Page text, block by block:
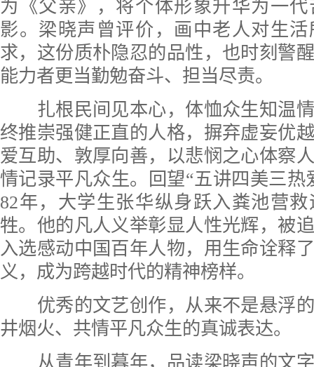
为《父亲》，将个体形象升华为一
影。梁晓声曾评价，画中老人对生
求，这份质朴隐忍的品性，也时刻警
能力者更当勤勉奋斗、担当尽责。
扎根民间见本心，体恤众生知温情
终推崇强健正直的人格，摒弃虚妄优
爱互助、敦厚向善，以悲悯之心体察
情记录平凡众生。回望“五讲四美三热
82年，大学生张华纵身跃入粪池营
牲。他的凡人义举彰显人性光辉，被
入选感动中国百年人物，用生命诠释
义，成为跨越时代的精神榜样。
优秀的文艺创作，从来不是悬浮的
井烟火、共情平凡众生的真诚表达。
从青年到暮年，品读梁晓声的文字